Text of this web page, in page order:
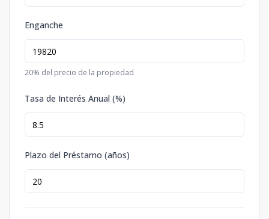
Enganche
20% del precio de la propiedad
Tasa de Interés Anual (%)
Plazo del Préstamo (años)